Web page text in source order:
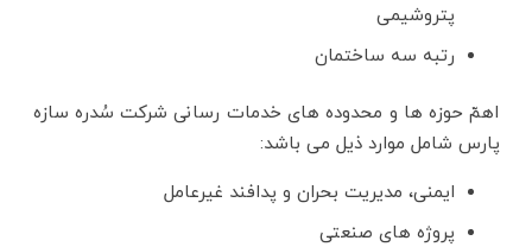
پتروشیمی
رتبه سه ساختمان
اهمّ حوزه ها و محدوده های خدمات رسانی شرکت سُدره سازه
پارس شامل موارد ذیل می باشد:
ایمنی، مدیریت بحران و پدافند غیرعامل
پروژه های صنعتی